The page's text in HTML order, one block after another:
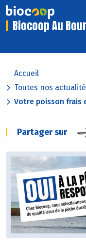
Biocoop Au
Accueil
Toutes nos
Votre poisson frais
Partager sur